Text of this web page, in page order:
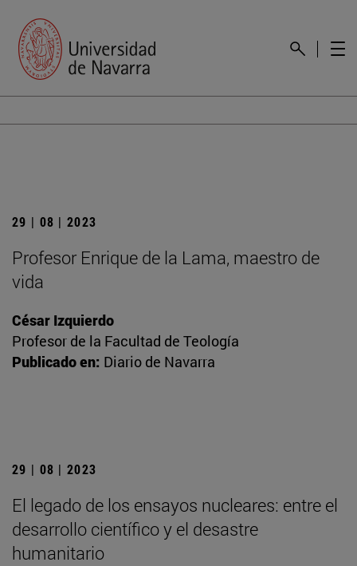
29 | 08 | 2023
Profesor Enrique de la Lama, maestro de
vida
César Izquierdo
Profesor de la Facultad de Teología
Publicado en: Diario de Navarra
29 | 08 | 2023
El legado de los ensayos nucleares: entre el
desarrollo científico y el desastre
humanitario